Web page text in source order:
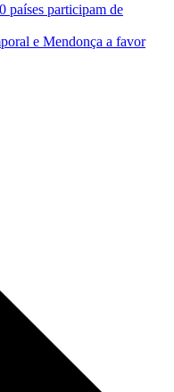
países participam de
e Mendonça a favor